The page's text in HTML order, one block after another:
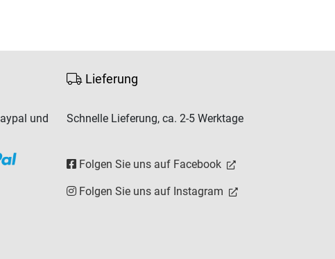
und
Lieferung
Schnelle Lieferung, ca. 2-5 Werktage
Folgen Sie uns auf Facebook
Folgen Sie uns auf Instagram